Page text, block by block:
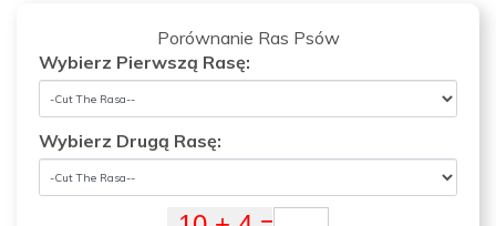
Porównanie Ras Psów
Wybierz Pierwszą Rasę:
Wybierz Drugą Rasę: